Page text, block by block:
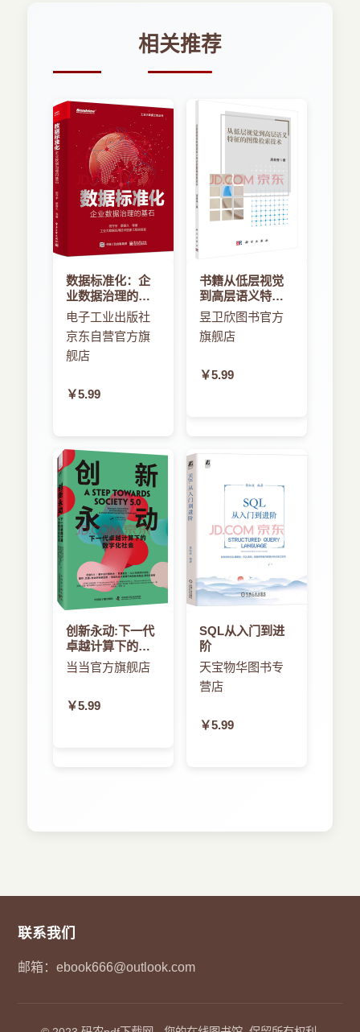
3．1．1 获取Documents目录 47
3．2 应用程序参数与用户默认设置 48
3．2．1 使用Settings Bundle 48
3．2．2 使用NSUserDefaults读取、保存应用程
序参数 57
3．3 属性列表 62
实例：备忘录 62
3．4 对象归档和原生I/O API 66
3．5 使用SQLite 3数据库 66
3．5．2 创建数据库和表 71
3．5．3 使用SQL语句执行查询 71
实例：英文生词本 72
3．5．4 使用sqlite3工具 76
3．5．5 使用SQLite Manager管理数据库 77
3．6 使用Core Data框架 79
3．6．3 设计实体模型 86
3．6．4 使用Core Data实现数据的增、删、改、
查 88
3．6．5 管理实体的关联关系 95
实例：图书管理系统 95
3．7 本章小结 102
第4章 多媒体应用开发 103
4．1 音频和视频的播放 104
4．1．1 使用System Sound Services播放音效
104
4．1．2 使用AVAudioPlayer播放音乐 106
4．1．3 使用MPMediaPickerController选择系统
实例：简单音乐播放器 111
4．1．4 使用AVPlayer播放视频 114
4．3．2 使用AVFoundation拍照和录制视频 130
5．1 使用iOS 9新增的Contacts管理联系人 147
5．1．2 删除联系人 154
引：他们以为阅读一本薄薄的图书更容易掌握这门
技术。但实际上，无论你学还是不学，技术就在那
里；无论作者写还是不写，技术就在那里。如果一
?技术本身就简单，只要简单介绍即可。
?技术并不简单，但图书只介绍了该技术的皮
毛，读者学起来很轻松，但实际开发时就感觉“书到
用时方恨少”。
?技术并不简单，该图书高度概括、提纲挈领
地归纳该技术的要点。
iOS开发绝不是三言两语就可以说清的一门技
术，而《疯狂iOS讲义》并不打算只是提纲挈领地
归纳该技术的要点，而是力求全面、细致地介绍
iOS开发的相关内容，包括Objective-C语法介绍和
iOS应用开发，尤其是iOS应用开发部分，本身包含
的知识点确实比较多，读者只有全面掌握这些内
容，才能真正在企业iOS开发岗位上游刃有余。
可能有人会觉得提纲挈领的书看上去压力没那
么大，这其实是一个假象，如果仅凭某些提纲挈领
样，那么看一本全面、细致的图书应该更易理解；
反过来，如果觉得《疯狂iOS讲义》内容太多，不
容易掌握，反而希望通过某些提纲挈领的要点归纳
即可掌握这门开发技术，那更不现实——详细的书
都不容易掌握，仅凭一些提纲挈领的要点归纳反而
能学会？
写一本全面、系统的图书比写一本薄薄的书辛
苦多了！如果只是写一本薄薄的书，可以随便介绍
点常见的知识，加点例子就行了。但如果打算全
面、系统地讲清楚一门技术，就需要高屋建瓴地把
握整个技术的大纲，并理清各知识点之间的关联，
然后还需要逐个介绍每个知识点的细节。
多年过去以后，疯狂系列图书用事实证明：国
内图书的质量，其实也可以很好，关键在于作者是
合中国开发者。
可以产生优秀的图书，根据区域划分图书质量本身
的技术图书，但国内同样有一些作者在努力坚持。
有两个原因：
相关推荐
数据标准化：企
业数据治理的基
石
电子工业出版社
京东自营官方旗
舰店
￥5.99
书籍从低层视觉
到高层语义特征
的图像检索技术
昱卫欣图书官方
旗舰店
￥5.99
创新永动:下一代
卓越计算下的数
字化社会
当当官方旗舰店
￥5.99
SQL从入门到进
阶
天宝物华图书专
营店
￥5.99
联系我们
邮箱：ebook666@outlook.com